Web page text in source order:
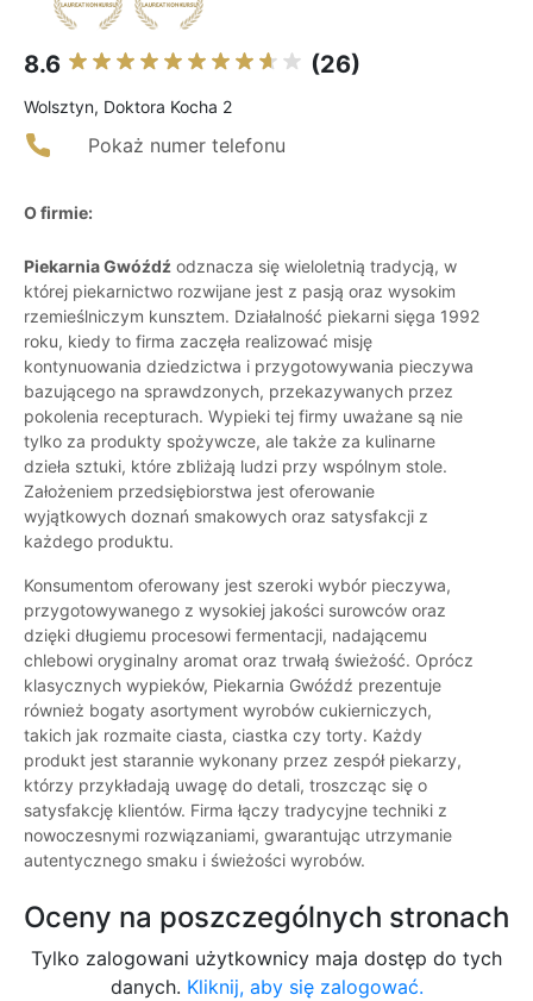
8.6 (26)
Wolsztyn, Doktora Kocha 2
Pokaż numer telefonu
O firmie:
Piekarnia Gwóźdź odznacza się wieloletnią tradycją, w
której piekarnictwo rozwijane jest z pasją oraz wysokim
rzemieślniczym kunsztem. Działalność piekarni sięga 1992
roku, kiedy to firma zaczęła realizować misję
kontynuowania dziedzictwa i przygotowywania pieczywa
bazującego na sprawdzonych, przekazywanych przez
pokolenia recepturach. Wypieki tej firmy uważane są nie
tylko za produkty spożywcze, ale także za kulinarne
dzieła sztuki, które zbliżają ludzi przy wspólnym stole.
Założeniem przedsiębiorstwa jest oferowanie
wyjątkowych doznań smakowych oraz satysfakcji z
każdego produktu.
Konsumentom oferowany jest szeroki wybór pieczywa,
przygotowywanego z wysokiej jakości surowców oraz
dzięki długiemu procesowi fermentacji, nadającemu
chlebowi oryginalny aromat oraz trwałą świeżość. Oprócz
klasycznych wypieków, Piekarnia Gwóźdź prezentuje
również bogaty asortyment wyrobów cukierniczych,
takich jak rozmaite ciasta, ciastka czy torty. Każdy
produkt jest starannie wykonany przez zespół piekarzy,
którzy przykładają uwagę do detali, troszcząc się o
satysfakcję klientów. Firma łączy tradycyjne techniki z
nowoczesnymi rozwiązaniami, gwarantując utrzymanie
autentycznego smaku i świeżości wyrobów.
Oceny na poszczególnych stronach
Tylko zalogowani użytkownicy maja dostęp do tych
danych. Kliknij, aby się zalogować.